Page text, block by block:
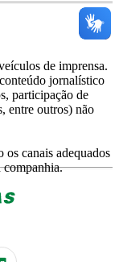
de imprensa.
jornalístico
participação de
entre outros) não
os canais adequados
companhia.